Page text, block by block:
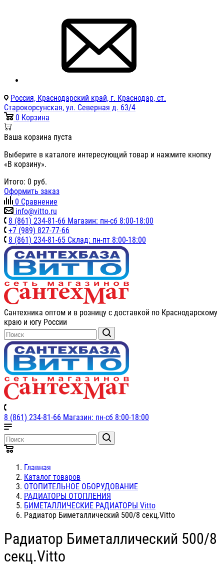
Россия, Краснодарский край, г. Краснодар, ст.
Старокорсунская, ул. Северная д. 63/4
0 Корзина
Ваша корзина пуста
Выберите в каталоге интересующий товар и нажмите кнопку
«В корзину».
Итого: 0 руб.
Оформить заказ
0 Сравнение
info@vitto.ru
8 (861) 234-81-66 Магазин: пн-сб 8:00-18:00
+7 (989) 827-77-66
8 (861) 234-81-65 Склад: пн-пт 8:00-18:00
Сантехника оптом и в розницу с доставкой по Краснодарскому
краю и югу России
8 (861) 234-81-66 Магазин: пн-сб 8:00-18:00
Главная
Каталог товаров
ОТОПИТЕЛЬНОЕ ОБОРУДОВАНИЕ
РАДИАТОРЫ ОТОПЛЕНИЯ
БИМЕТАЛЛИЧЕСКИЕ РАДИАТОРЫ Vitto
Радиатор Биметаллический 500/8 секц.Vitto
Радиатор Биметаллический 500/8
секц.Vitto